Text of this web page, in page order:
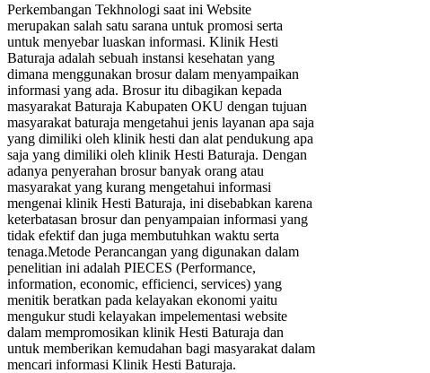
Perkembangan Tekhnologi saat ini Website
merupakan salah satu sarana untuk promosi serta
untuk menyebar luaskan informasi. Klinik Hesti
Baturaja adalah sebuah instansi kesehatan yang
dimana menggunakan brosur dalam menyampaikan
informasi yang ada. Brosur itu dibagikan kepada
masyarakat Baturaja Kabupaten OKU dengan tujuan
masyarakat baturaja mengetahui jenis layanan apa saja
yang dimiliki oleh klinik hesti dan alat pendukung apa
saja yang dimiliki oleh klinik Hesti Baturaja. Dengan
adanya penyerahan brosur banyak orang atau
masyarakat yang kurang mengetahui informasi
mengenai klinik Hesti Baturaja, ini disebabkan karena
keterbatasan brosur dan penyampaian informasi yang
tidak efektif dan juga membutuhkan waktu serta
tenaga.Metode Perancangan yang digunakan dalam
penelitian ini adalah PIECES (Performance,
information, economic, efficienci, services) yang
menitik beratkan pada kelayakan ekonomi yaitu
mengukur studi kelayakan impelementasi website
dalam mempromosikan klinik Hesti Baturaja dan
untuk memberikan kemudahan bagi masyarakat dalam
mencari informasi Klinik Hesti Baturaja.